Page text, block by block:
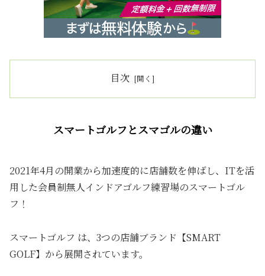
目次
スマートゴルフとスマゴルの違い
2021年4月の開業から加速度的に店舗数を伸ばし、ITを活
用した会員制無人インドアゴルフ練習場のスマートゴル
フ！
スマートゴルフ は、3つの店舗ブランド【SMART
GOLF】から展開されています。